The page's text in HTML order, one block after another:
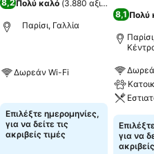
8,2Πολύ καλό (3.880 αξιολογήσεις
Παρίσι, Γαλλία
Δωρεάν Wi-Fi
Επιλέξτε ημερομηνίες,
για να δείτε τις
ακριβείς τιμές
8,1 Πολύ
για να